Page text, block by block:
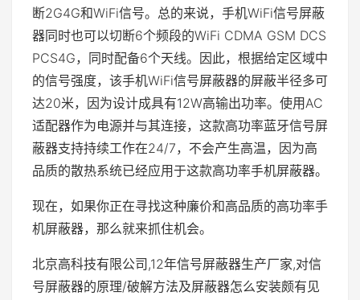
断2G4G和WiFi信号。总的来说，手机WiFi信号屏蔽
器同时也可以切断6个频段的WiFi CDMA GSM DCS
PCS4G，同时配备6个天线。因此，根据给定区域中
的信号强度，该手机WiFi信号屏蔽器的屏蔽半径多可
达20米，因为设计成具有12W高输出功率。使用AC
适配器作为电源并与其连接，这款高功率蓝牙信号屏
蔽器支持持续工作在24/7，不会产生高温，因为高
品质的散热系统已经应用于这款高功率手机屏蔽器。
现在，如果你正在寻找这种廉价和高品质的高功率手
机屏蔽器，那么就来抓住机会。
北京高科技有限公司,12年信号屏蔽器生产厂家,对信
号屏蔽器的原理/破解方法及屏蔽器怎么安装颇有见